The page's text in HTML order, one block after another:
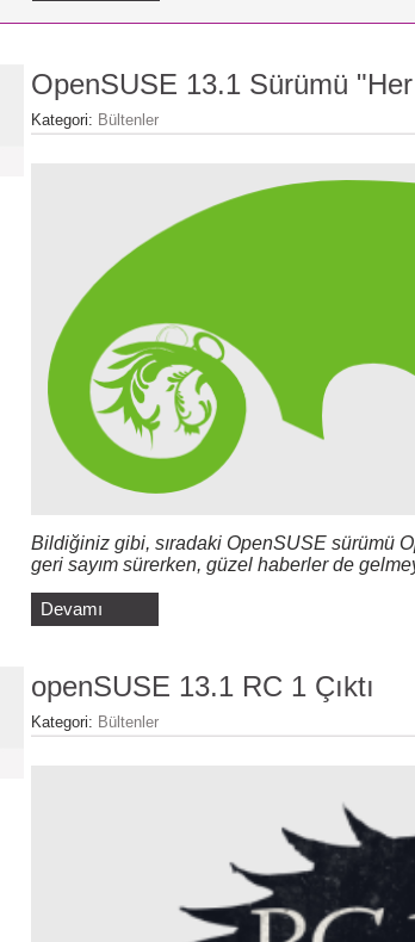
OpenSUSE 13.1 Sürümü
Kategori: Bültenler
Bildiğiniz gibi, sıradaki OpenSUSE sürümü
geri sayım sürerken, güzel haberler de
Devamı
openSUSE 13.1 RC 1 Çıktı
Kategori: Bültenler